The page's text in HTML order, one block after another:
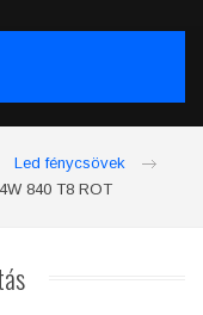
Led fénycsövek
840 T8 ROT